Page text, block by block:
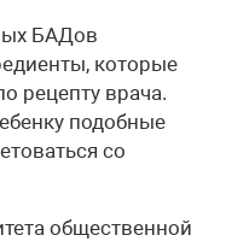
БАДов
которые
рецепту врача.
подобные
со
общественной